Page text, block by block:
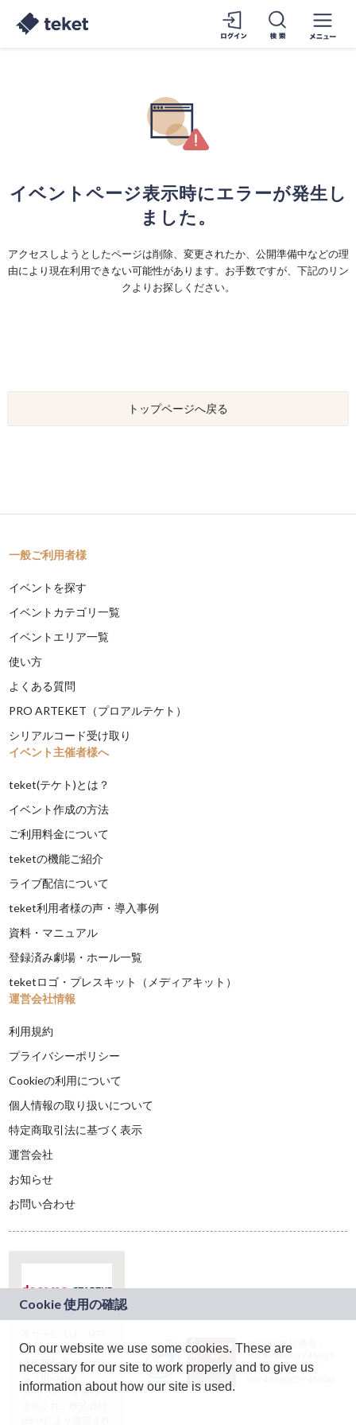
イベントページ表示時にエラーが発生し
ました。
アクセスしようとしたページは削除、変更されたか、公開準備中などの理
由により現在利用できない可能性があります。お手数ですが、下記のリン
クよりお探しください。
トップページへ戻る
一般ご利用者様
イベントを探す
イベントカテゴリ一覧
イベントエリア一覧
使い方
よくある質問
PRO ARTEKET（プロアルテケト）
シリアルコード受け取り
イベント主催者様へ
teket(テケト)とは？
イベント作成の方法
ご利用料金について
teketの機能ご紹介
ライブ配信について
teket利用者様の声・導入事例
資料・マニュアル
登録済み劇場・ホール一覧
teketロゴ・プレスキット（メディアキット）
運営会社情報
利用規約
プライバシーポリシー
Cookieの利用について
個人情報の取り扱いについて
特定商取引法に基づく表示
運営会社
お知らせ
お問い合わせ
ドコモグループの新
規事業創出プログラ
ム「docomo
STARTUP」を通じて
JASRAC許諾番号：
9024936001Y45037
JASRAC許諾番号：
On our website we use some cookies. These are
necessary for our site to work properly and to give us
information about how our site is used.